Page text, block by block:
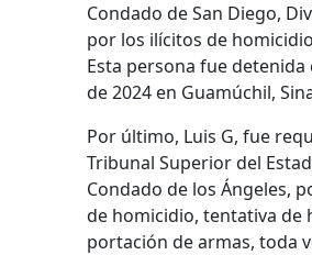
Condado de San Diego,
por los ilícitos de
Esta persona fue
de 2024 en Guamúchil,
Por último, Luis G, fue
Tribunal Superior del
Condado de los Ángeles,
de homicidio, tentativa de
portación de armas, toda